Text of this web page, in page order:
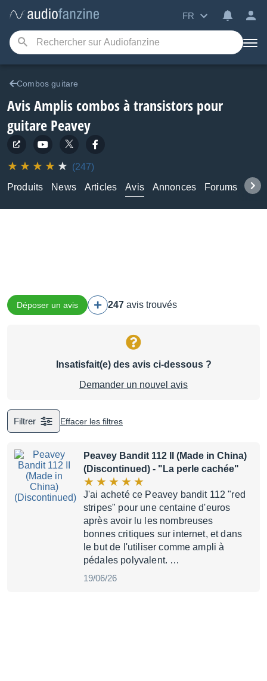
FR
Combos guitare
Avis Amplis combos à transistors pour
guitare Peavey
(247)
Produits
News Articles Avis Annonces Forums
Déposer un avis 247 avis trouvés
Insatisfait(e) des avis ci-dessous ?
Demander un nouvel avis
Filtrer Effacer les filtres
Peavey Bandit 112 II (Made in China)
(Discontinued) - "La perle cachée"
J'ai acheté ce Peavey bandit 112 "red
stripes" pour une centaine d'euros
après avoir lu les nombreuses
bonnes critiques sur internet, et dans
le but de l'utiliser comme ampli à
pédales polyvalent. …
19/06/26